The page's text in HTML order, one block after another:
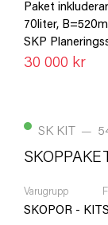
Paket
70liter,
SKP
30 000 kr
SK KIT —
Varugrupp
SKOPOR - KIT